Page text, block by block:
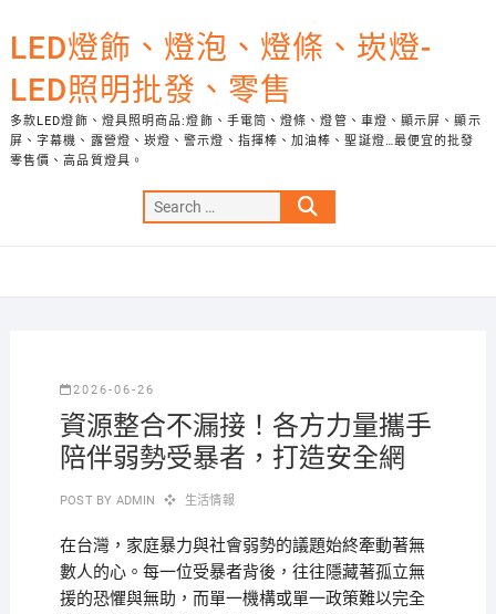
to
content
LED燈飾、燈泡、燈條、崁燈-
LED照明批發、零售
多款LED燈飾、燈具照明商品:燈飾、手電筒、燈條、燈管、車燈、顯示屏、顯示
屏、字幕機、露營燈、崁燈、警示燈、指揮棒、加油棒、聖誕燈…最便宜的批發
零售價、高品質燈具。
Search
…
2026-06-26
資源整合不漏接！各方力量攜手
陪伴弱勢受暴者，打造安全網
POST BY ADMIN 生活情報
在台灣，家庭暴力與社會弱勢的議題始終牽動著無
數人的心。每一位受暴者背後，往往隱藏著孤立無
援的恐懼與無助，而單一機構或單一政策難以完全